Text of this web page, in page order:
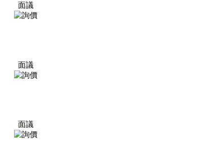
面議
面議
面議